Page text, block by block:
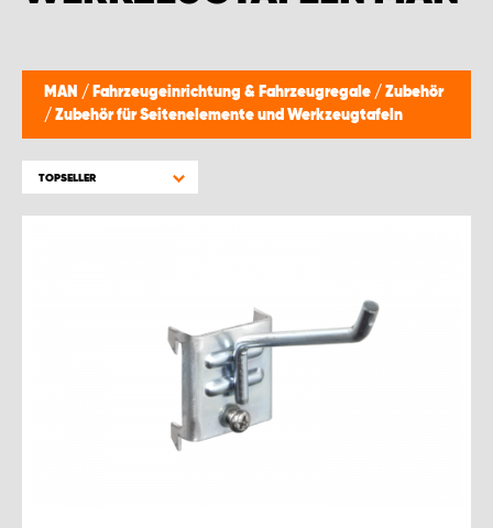
MAN / Fahrzeugeinrichtung & Fahrzeugregale / Zubehör
/ Zubehör für Seitenelemente und Werkzeugtafeln
TOPSELLER
MONTAGEPARTNER WIEN 1230
SCHAURAUM ÖSTERREICH